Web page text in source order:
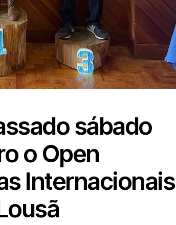
sábado
o Open
Internacionais